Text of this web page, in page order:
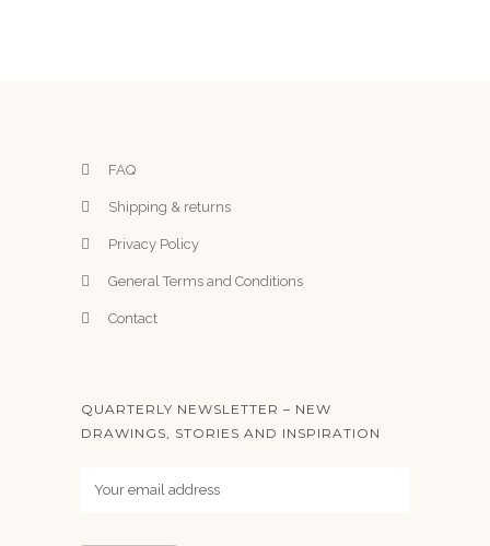
FAQ
Shipping & returns
Privacy Policy
General Terms and Conditions
Contact
QUARTERLY NEWSLETTER – NEW
DRAWINGS, STORIES AND INSPIRATION